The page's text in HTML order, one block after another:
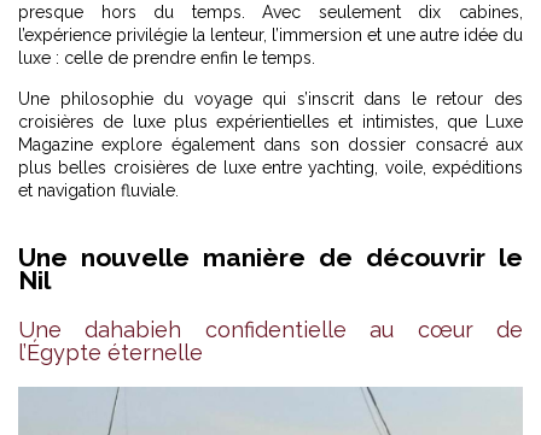
presque hors du temps. Avec seulement dix cabines,
l’expérience privilégie la lenteur, l’immersion et une autre idée du
luxe : celle de prendre enfin le temps.
Une philosophie du voyage qui s’inscrit dans le retour des
croisières de luxe plus expérientielles et intimistes, que Luxe
Magazine explore également dans son dossier consacré aux
plus belles croisières de luxe entre yachting, voile, expéditions
et navigation fluviale
Une nouvelle manière de découvrir le
Nil
Une dahabieh confidentielle au cœur de
l’Égypte éternelle